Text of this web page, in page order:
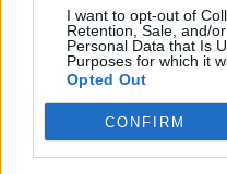
I want to opt-out of
Retention, Sale, and/
Personal Data that Is
Purposes for which it
Opted Out
CONFIRM
11.11.25
Ένας τεράστιος διάδρομος
μάρκες, χωρίς αφήγημα,
κατανάλωσης. Το China
προσπαθεί να γοητεύσει μας